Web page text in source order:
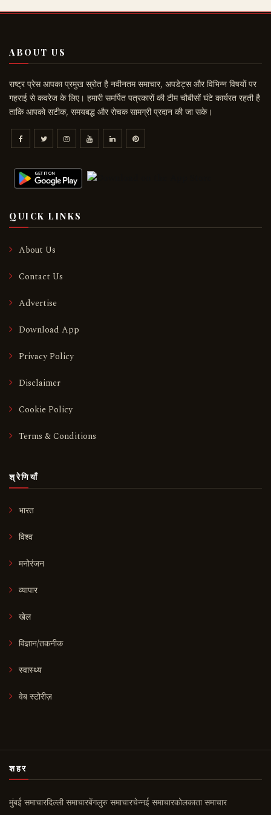
ABOUT US
राष्ट्र प्रेस आपका प्रमुख स्रोत है नवीनतम समाचार, अपडेट्स और विभिन्न विषयों पर
गहराई से कवरेज के लिए। हमारी समर्पित पत्रकारों की टीम चौबीसों घंटे कार्यरत रहती है
ताकि आपको सटीक, समयबद्ध और रोचक सामग्री प्रदान की जा सके।
QUICK LINKS
About Us
Contact Us
Advertise
Download App
Privacy Policy
Disclaimer
Cookie Policy
Terms & Conditions
श्रेणियाँ
भारत
विश्व
मनोरंजन
व्यापार
खेल
विज्ञान/तकनीक
स्वास्थ्य
वेब स्टोरीज़
शहर
मुंबई समाचारदिल्ली समाचारबेंगलुरु समाचारचेन्नई समाचारकोलकाता समाचार